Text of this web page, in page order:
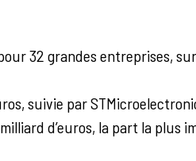
32 grandes entreprises,
suivie par
d’euros, la part la plus